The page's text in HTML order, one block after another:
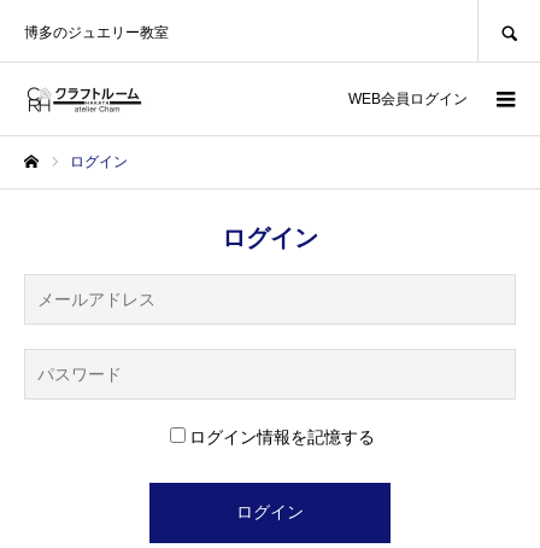
博多のジュエリー教室
WEB会員ログイン
ログイン
ログイン
ログイン情報を記憶する